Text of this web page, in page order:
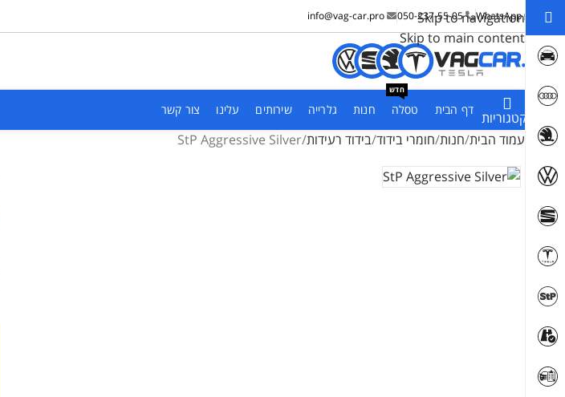
Skip to navigation
Skip to main content
WhatsApp
050-237-55-05
info@vag-car.pro
קטגוריות דף הבית טסלה
חדש
חנות גלרייה שירותים עלינו צור קשר
עמוד הבית חנות חומרי בידוד בידוד רעידות StP Aggressive Silver